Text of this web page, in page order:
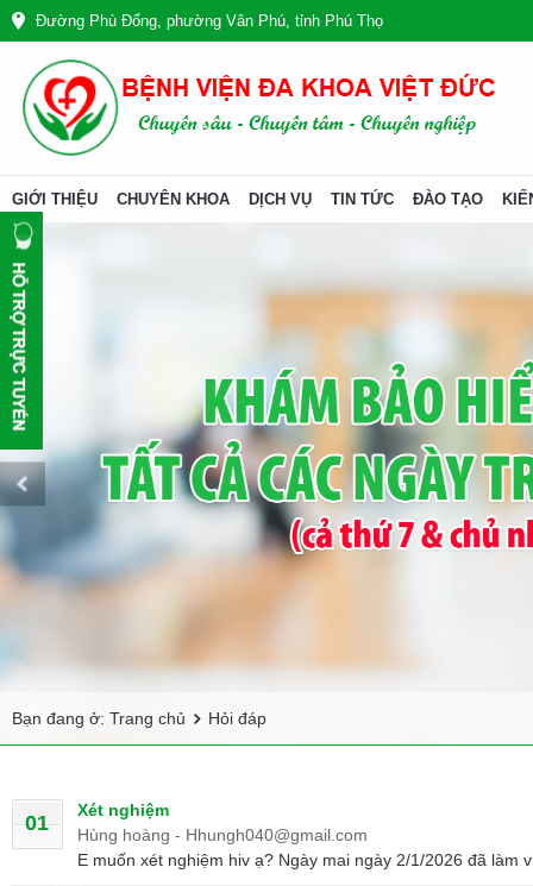
Đường Phù Đổng, phường Vân Phú, tỉnh Phú Thọ
GIỚI THIỆU CHUYÊN KHOA DỊCH VỤ TIN TỨC ĐÀO TẠO
Bạn đang ở: Trang chủ Hỏi đáp
01
Xét nghiệm
Hùng hoàng - Hhungh040@gmail.com
E muốn xét nghiệm hiv ạ? Ngày mai ngày 2/1/2026 đã làm